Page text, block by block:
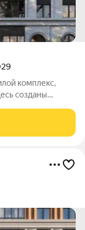
созданы
и контроль